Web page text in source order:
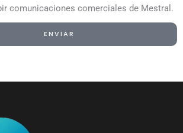
comunicaciones comerciales de Mestral.
ENVIAR